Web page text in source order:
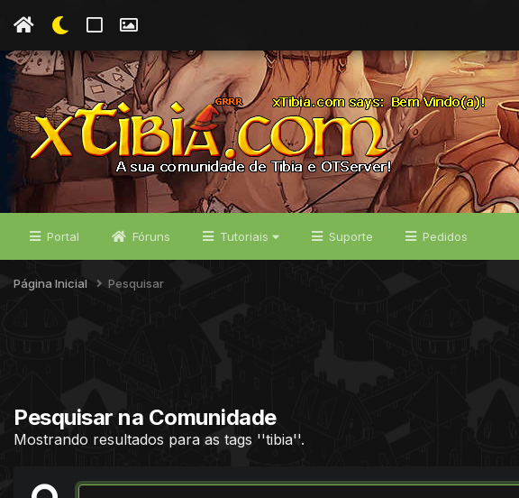
Portal Fóruns Tutoriais Suporte Pedidos
Página Inicial Pesquisar
Pesquisar na Comunidade
Mostrando resultados para as tags ''tibia''.